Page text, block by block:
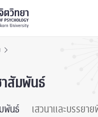
าสัมพันธ์
พันธ์ เสวนาและบรรยาย